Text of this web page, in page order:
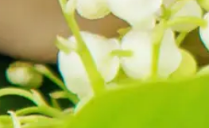
ABONNEMENTS ANNUELS
ABONNEMENTS ANNUELS
JOURS DE COURSES
JOURS DE COURSES